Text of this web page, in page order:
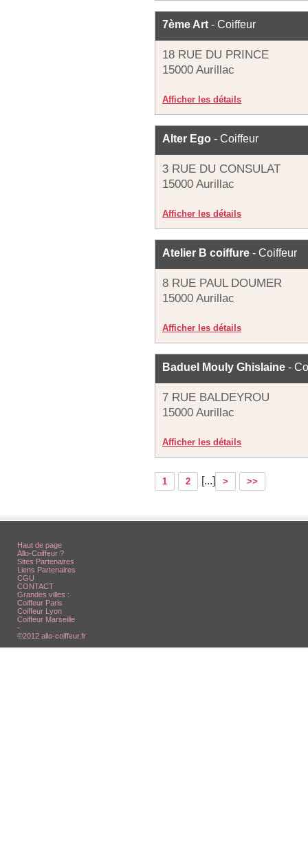
7ème Art - Coiffeur
18 RUE DU PRINCE
15000 Aurillac
Afficher les détails
Alter Ego - Coiffeur
3 RUE DU CONSULAT
15000 Aurillac
Afficher les détails
Atelier B coiffure - Coiffeur
8 RUE PAUL DOUMER
15000 Aurillac
Afficher les détails
Baduel Mouly Ghislaine -
7 RUE BALDEYROU
15000 Aurillac
Afficher les détails
1 2 [...] > >>
Haut de page
Allo-Coiffeur ?
Sites Partenaires
Liens Partenaires
CGU
CONTACT
Grandes villes :
Coiffeur Paris
Coiffeur Lyon
Coiffeur Marseille
-
©2012 allo-coiffeur.fr